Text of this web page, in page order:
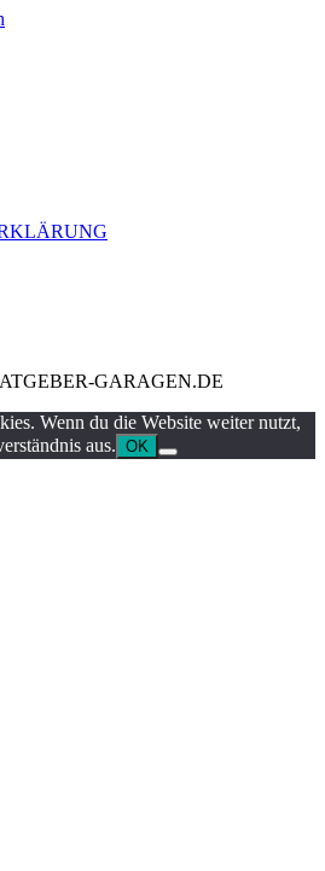
GARAGEN.DE
Wenn du die Website weiter nutzt,
aus. OK